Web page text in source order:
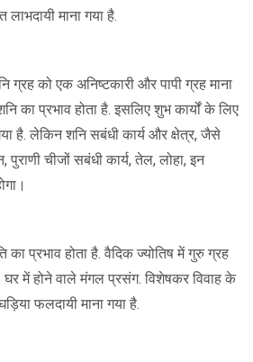
माना गया है.
ग्रह को एक अनिष्टकारी और पापी ग्रह माना
का प्रभाव होता है. इसलिए शुभ कार्यों के लिए
है. लेकिन शनि सबंधी कार्य और क्षेत्र, जैसे
पुराणी चीजों सबंधी कार्य, तेल, लोहा, इन
का प्रभाव होता है. वैदिक ज्योतिष में गुरु ग्रह
घर में होने वाले मंगल प्रसंग. विशेषकर विवाह के
फलदायी माना गया है.